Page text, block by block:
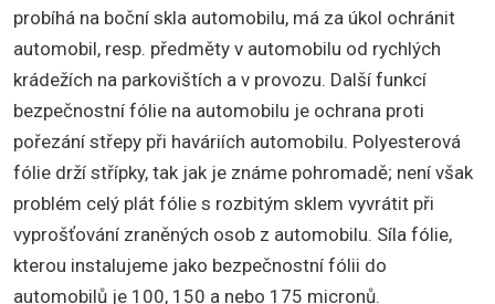
probíhá na boční skla automobilu, má za úkol ochránit
automobil, resp. předměty v automobilu od rychlých
krádežích na parkovištích a v provozu. Další funkcí
bezpečnostní fólie na automobilu je ochrana proti
pořezání střepy při haváriích automobilu. Polyesterová
fólie drží střípky, tak jak je známe pohromadě; není však
problém celý plát fólie s rozbitým sklem vyvrátit při
vyprošťování zraněných osob z automobilu. Síla fólie,
kterou instalujeme jako bezpečnostní fólii do
automobilů je 100, 150 a nebo 175 micronů.